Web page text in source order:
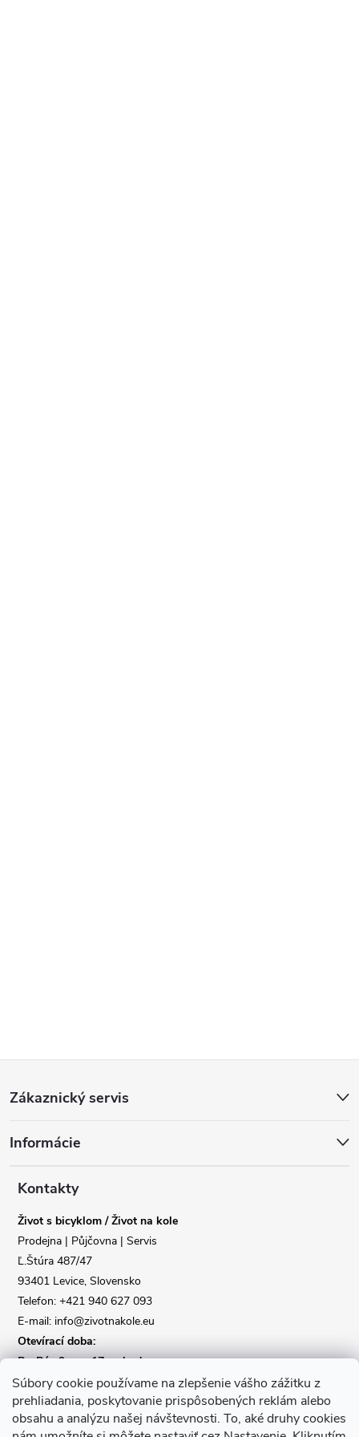
Súbory cookie používame na zlepšenie vášho zážitku z
prehliadania, poskytovanie prispôsobených reklám alebo
obsahu a analýzu našej návštevnosti. To, aké druhy cookies
p
Zákaznický servis
Informácie
Kontakty
Život s bicyklom / Život na kole
Prodejna | Půjčovna | Servis
Ľ.Štúra 487/47
93401 Levice, Slovensko
Telefon: +421 940 627 093
E-mail: info@zivotnakole.eu
Otevírací doba:
Po-Pá : 9,oo - 17,oo hod
So : 9,oo - 12,oo | Ne : Zavřeno
Kontaktní formulář